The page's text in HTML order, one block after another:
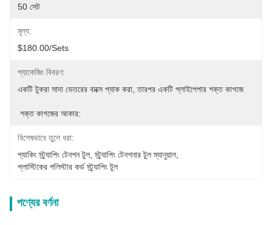
50 সেট
মূল্য:
$180.00/sets
প্যাকেজিং বিবরণ:
একটি টুকরা সাদা ভেতরের বাক্সে প্যাক করা, তারপর একটি প্লাইপেপার শক্ত কাগজে
শক্ত কাগজের আকার:
বিশেষভাবে তুলে ধরা:
প্যাকিং স্ট্র্যাপিং টেনশন টুল , স্ট্র্যাপিং টেনশনার টুল ম্যানুয়াল
প্লাস্টিকের পলিস্টার কর্ড স্ট্র্যাপিং টুল
পণ্যের বর্ণনা